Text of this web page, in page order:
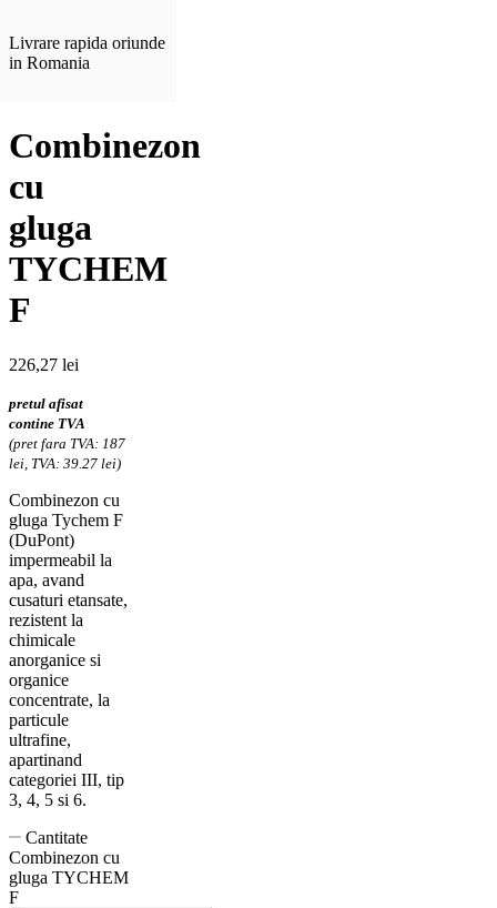
Livrare rapida oriunde
in Romania
Combinezon
cu
gluga
TYCHEM
F
226,27 lei
pretul afisat
contine TVA
(pret fara TVA: 187
lei, TVA: 39.27 lei)
Combinezon cu
gluga Tychem F
(DuPont)
impermeabil la
apa, avand
cusaturi etansate,
rezistent la
chimicale
anorganice si
organice
concentrate, la
particule
ultrafine,
apartinand
categoriei III, tip
3, 4, 5 si 6.
Cantitate
Combinezon cu
gluga TYCHEM
F